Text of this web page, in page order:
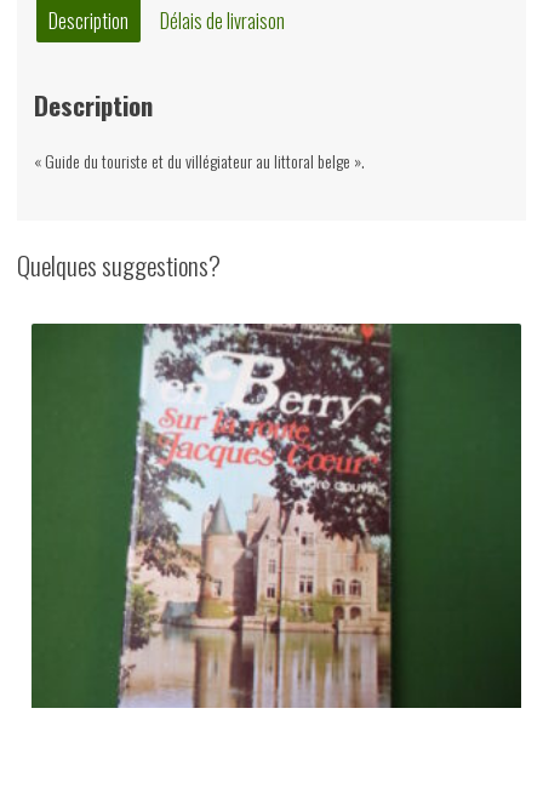
de
Belgique,
Description Délais de livraison
Description
« Guide du touriste et du villégiateur au littoral belge ».
Quelques suggestions?